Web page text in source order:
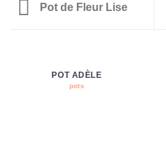
Pot de Fleur Lise
POT ADÈLE
pots